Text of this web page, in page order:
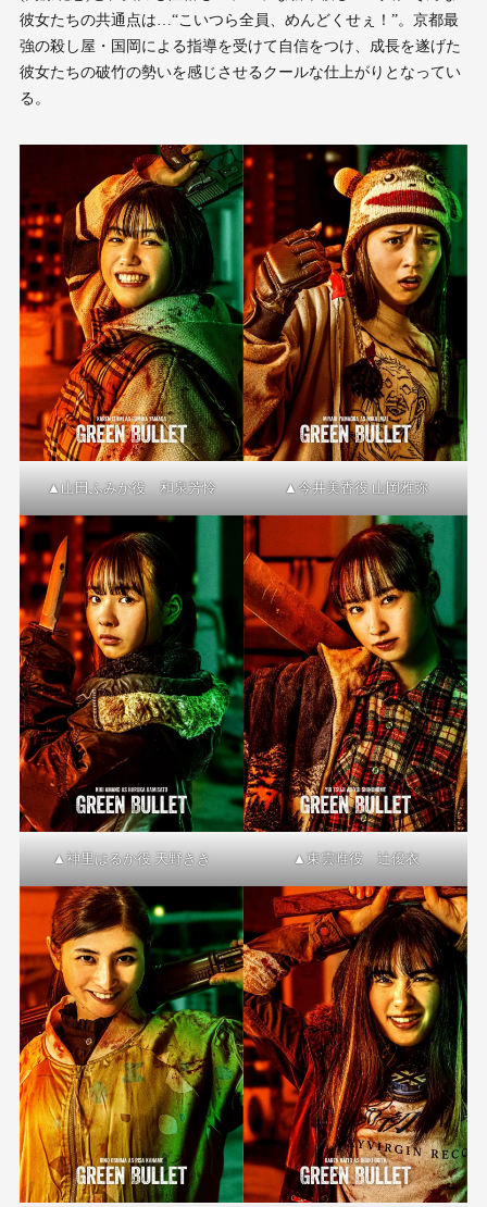
彼女たちの共通点は…“こいつら全員、めんどくせぇ！”。京都最
強の殺し屋・国岡による指導を受けて自信をつけ、成長を遂げた
彼女たちの破竹の勢いを感じさせるクールな仕上がりとなってい
る。
▲山田ふみか役 和泉芳怜 ▲今井美香役 山岡雅弥
▲神里はるか役 天野きき ▲東雲唯役 辻優衣